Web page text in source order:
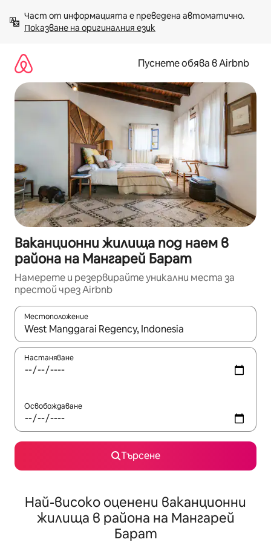
към
съдържанието
Показване на оригиналния език
Пуснете обява в Airbnb
Ваканционни жилища под наем в
района на Мангарей Барат
Намерете и резервирайте уникални места за
престой чрез Airbnb
Местоположение
Когато резултатите се покажат, използвайте
Настаняване
Освобождаване
Търсене
Най-високо оценени ваканционни
жилища в района на Мангарей
Барат